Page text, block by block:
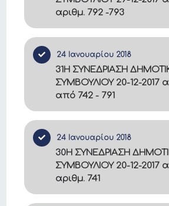
αριθμ. 792 -793
24 Ιανουαρίου 2018
31Η ΣΥΝΕΔΡΙΑΣΗ
ΣΥΜΒΟΥΛΙΟΥ 20-12-2017
από 742 - 791
24 Ιανουαρίου 2018
30Η ΣΥΝΕΔΡΙΑΣΗ
ΣΥΜΒΟΥΛΙΟΥ 20-12-2017
αριθμ. 741